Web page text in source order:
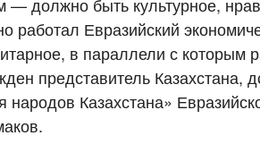
Евразийский
в параллели с которым
представитель Казахстана,
Казахстана»